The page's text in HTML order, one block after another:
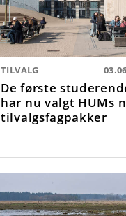
TILVALG
De første
har nu valgt HUMs
tilvalgsfagpakker